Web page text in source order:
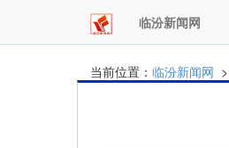
临汾新闻网
当前位置： 临汾新闻网 >